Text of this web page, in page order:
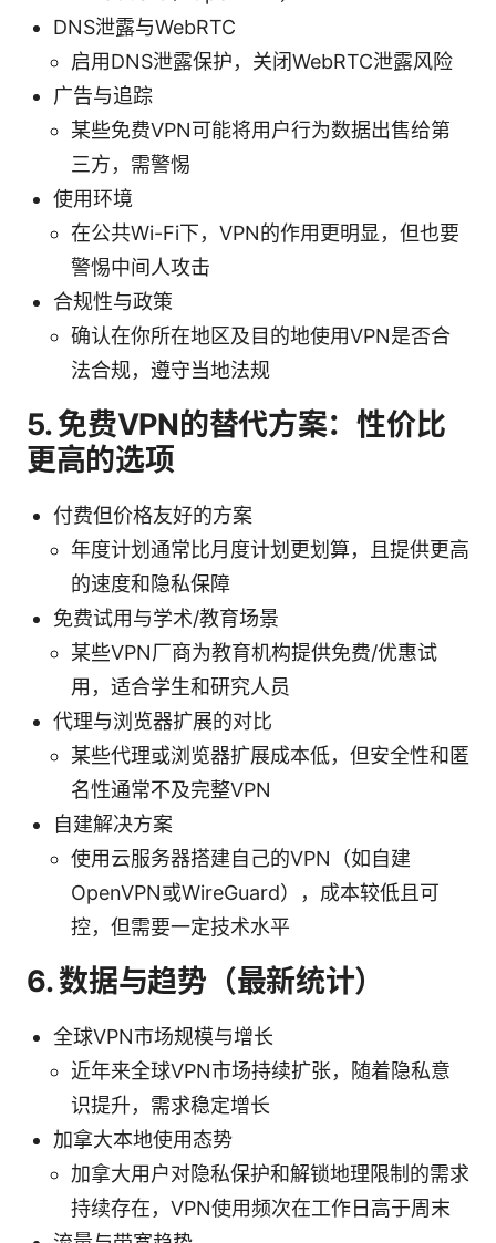
DNS泄露与WebRTC
启用DNS泄露保护，关闭WebRTC泄露风险
广告与追踪
某些免费VPN可能将用户行为数据出售给第
三方，需警惕
使用环境
在公共Wi-Fi下，VPN的作用更明显，但也要
警惕中间人攻击
合规性与政策
确认在你所在地区及目的地使用VPN是否合
法合规，遵守当地法规
5. 免费VPN的替代方案：性价比
更高的选项
付费但价格友好的方案
年度计划通常比月度计划更划算，且提供更高
的速度和隐私保障
免费试用与学术/教育场景
某些VPN厂商为教育机构提供免费/优惠试
用，适合学生和研究人员
代理与浏览器扩展的对比
某些代理或浏览器扩展成本低，但安全性和匿
名性通常不及完整VPN
自建解决方案
使用云服务器搭建自己的VPN（如自建
OpenVPN或WireGuard），成本较低且可
控，但需要一定技术水平
6. 数据与趋势（最新统计）
全球VPN市场规模与增长
近年来全球VPN市场持续扩张，随着隐私意
识提升，需求稳定增长
加拿大本地使用态势
加拿大用户对隐私保护和解锁地理限制的需求
持续存在，VPN使用频次在工作日高于周末